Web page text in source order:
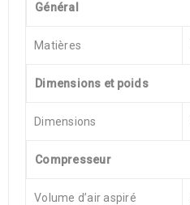
Général
Matières
Dimensions et poids
Dimensions
Compresseur
Volume d’air aspiré